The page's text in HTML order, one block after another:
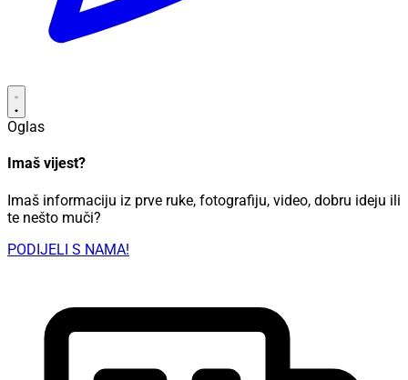
Oglas
Imaš vijest?
Imaš informaciju iz prve ruke, fotografiju, video, dobru ideju ili
te nešto muči?
PODIJELI S NAMA!